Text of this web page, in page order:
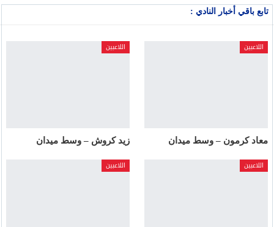
تابع باقي أخبار النادي :
اللاعبين
معاد كرمون – وسط ميدان
اللاعبين
زيد كروش – وسط ميدان
اللاعبين اللاعبين